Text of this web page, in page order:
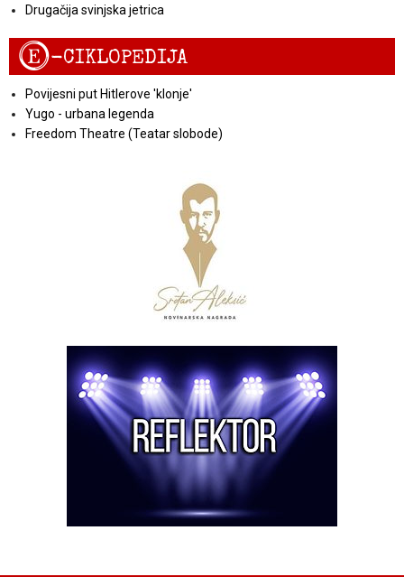
Drugačija svinjska jetrica
E-CIKLOPEDIJA
Povijesni put Hitlerove 'klonje'
Yugo - urbana legenda
Freedom Theatre (Teatar slobode)